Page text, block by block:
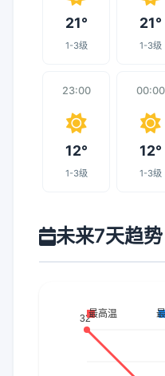
21°
1-3级
21°
1-3级
23:00
12°
1-3级
00:00
12°
1-3级
未来7天趋势